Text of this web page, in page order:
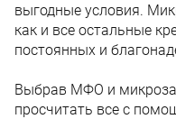
выгодные условия.
как и все остальные
постоянных и
Выбрав МФО и
просчитать все с